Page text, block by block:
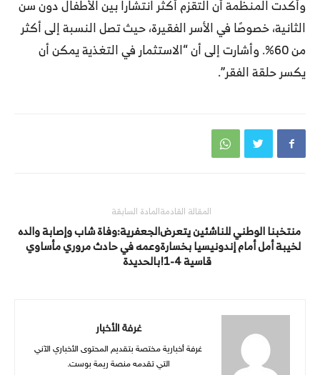
وأكدت المنظمة أن التقزم أكثر انتشاراً بين الأطفال دون سن
الثانية، خصوصًا في الأسر الفقيرة، حيث تصل النسبة إلى أكثر
من 60%. وأشارت إلى أن “الاستثمار في التغذية يمكن أن
يكسر حلقة الفقر”.
المادة السابقة
الجعفرية:وفاة شاب وإصابة والده
وعمه في حادث مروري مأساوي
بالحديدة
المقالة القادمة
منتخبنا الوطني للناشئين يتعرض
لخيبة أمل أمام إندونيسيا بخسارة
قاسية 4-1!
غرفة الأخبار
غرفة أخبارية مختصة بتقديم المحتوى الأخباري الآني
التي تقدمه منصة ريمة بوست.